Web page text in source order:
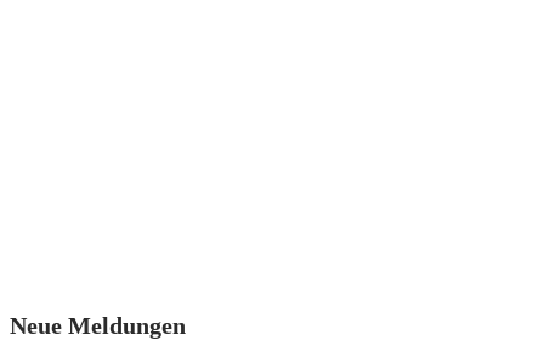
Neue Meldungen